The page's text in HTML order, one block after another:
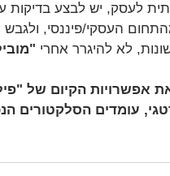
לעסק, יש לבצע בדיקות
העסקי/פיננסי,
לא להיגרר אחרי
אפשרויות הקיום של
עומדים הסלקטורים